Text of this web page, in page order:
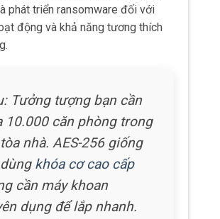
phát triển ransomware đối với
động và khả năng tương thích
Tưởng tượng bạn cần
10.000 căn phòng trong
nhà. AES-256 giống
khóa cơ cao cấp
cần máy khoan
dụng để lắp nhanh.